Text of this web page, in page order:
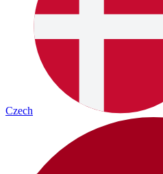
Czech